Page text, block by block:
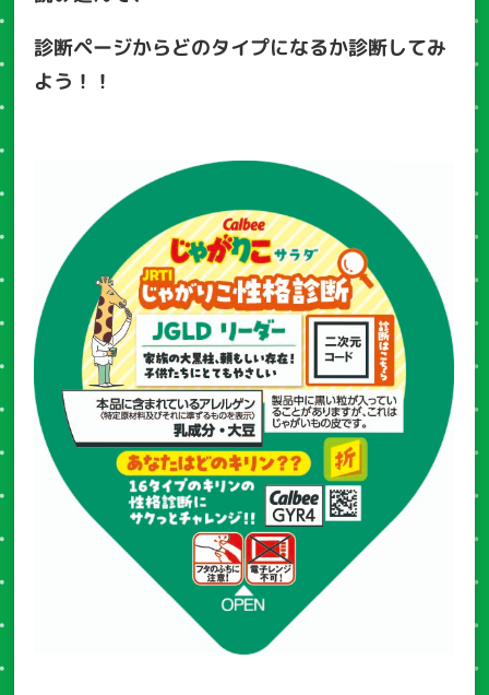
診断ページからどのタイプになるか診断してみ
よう！！